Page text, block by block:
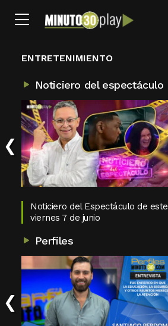
ENTRETENIMIENTO
Noticiero del espectáculo
Noticiero del Espectáculo de este
viernes 7 de junio
‹
Perfiles
‹